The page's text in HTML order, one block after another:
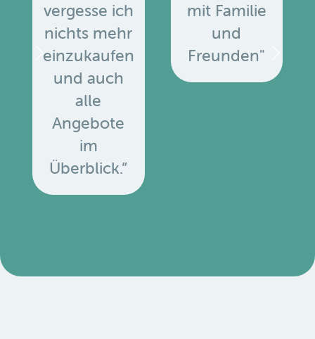
vergesse ich
nichts mehr
einzukaufen
und auch
alle
Angebote
im
Überblick.”
mit Familie
und
Freunden"